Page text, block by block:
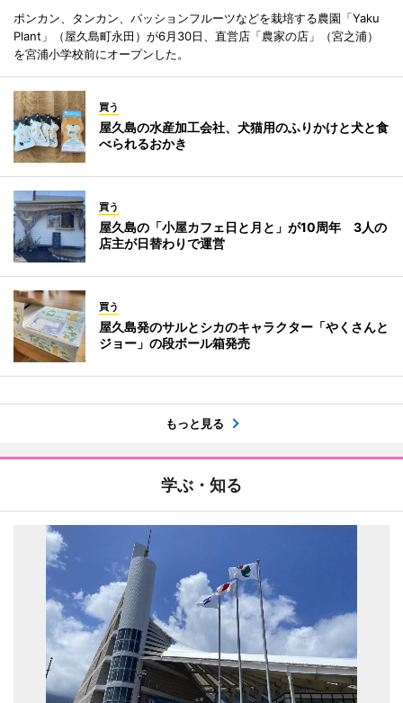
ポンカン、タンカン、パッションフルーツなどを栽培する農園「Yaku
Plant」（屋久島町永田）が6月30日、直営店「農家の店」（宮之浦）
を宮浦小学校前にオープンした。
買う
屋久島の水産加工会社、犬猫用のふりかけと犬と食
べられるおかき
買う
屋久島の「小屋カフェ日と月と」が10周年 3人の
店主が日替わりで運営
買う
屋久島発のサルとシカのキャラクター「やくさんと
ジョー」の段ボール箱発売
もっと見る
学ぶ・知る